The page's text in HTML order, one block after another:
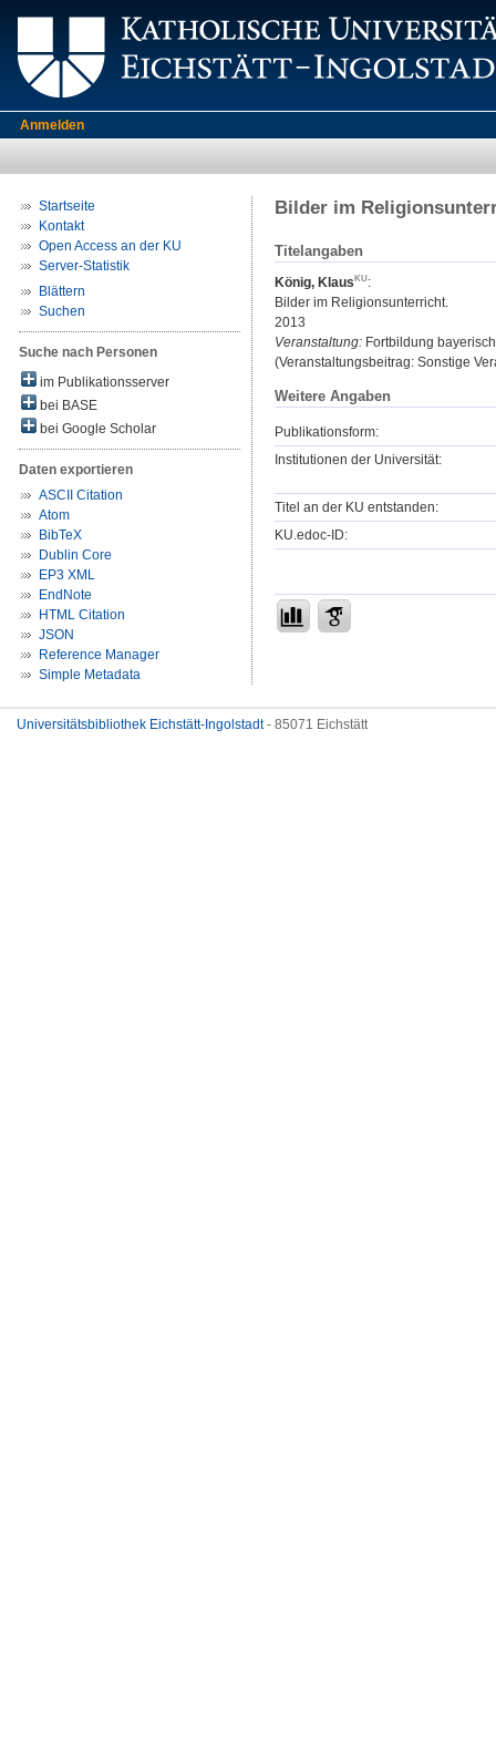
Anmelden
Startseite
Kontakt
Open Access an der KU
Server-Statistik
Blättern
Suchen
Suche nach Personen
im Publikationsserver
bei BASE
bei Google Scholar
Daten exportieren
ASCII Citation
Atom
BibTeX
Dublin Core
EP3 XML
EndNote
HTML Citation
JSON
Reference Manager
Simple Metadata
Bilder im
Titelangaben
König, Klaus
:
Bilder im Religionsunterricht.
2013
Veranstaltung: Fortbildung
(Veranstaltungsbeitrag: Sonstige
Weitere Angaben
Publikationsform:
Institutionen der Universität:
Titel an der KU entstanden:
KU.edoc-ID:
Universitätsbibliothek Eichstätt-Ingolstadt- 85071 Eichstätt